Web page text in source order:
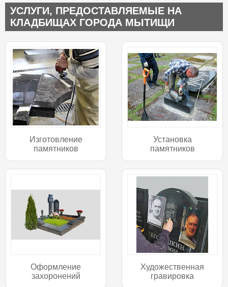
УСЛУГИ, ПРЕДОСТАВЛЯЕМЫЕ НА
КЛАДБИЩАХ ГОРОДА МЫТИЩИ
Изготовление
памятников
Установка
памятников
Оформление
захоронений
Художественная
гравировка